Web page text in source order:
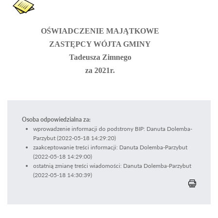
OŚWIADCZENIE MAJĄTKOWE
ZASTĘPCY WÓJTA GMINY
Tadeusza Zimnego
za 2021r.
Osoba odpowiedzialna za:
wprowadzenie informacji do podstrony BIP: Danuta Dolemba-
Parzybut (2022-05-18 14:29:20)
zaakceptowanie treści informacji: Danuta Dolemba-Parzybut
(2022-05-18 14:29:00)
ostatnią zmianę treści wiadomości: Danuta Dolemba-Parzybut
(2022-05-18 14:30:39)